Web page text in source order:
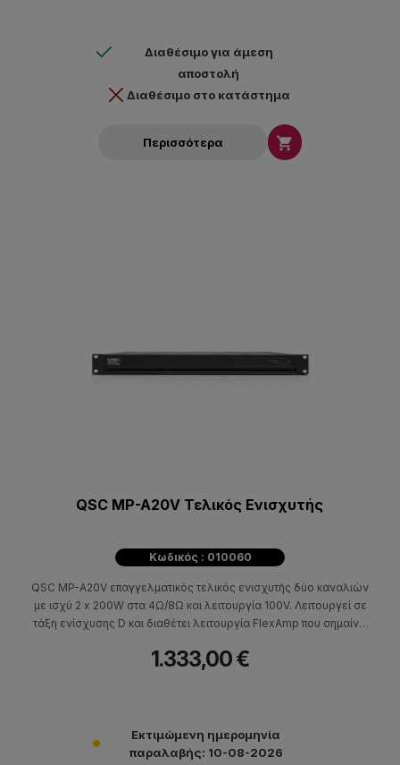
Διαθέσιμο για άμεση
αποστολή
Διαθέσιμο στο κατάστημα
Περισσότερα 
QSC MP-A20V Τελικός Ενισχυτής
Κωδικός : 010060
QSC MP-A20V επαγγελματικός τελικός ενισχυτής δύο καναλιών
με ισχύ 2 x 200W στα 4Ω/8Ω και λειτουργία 100V. Λειτουργεί σε
τάξη ενίσχυσης D και διαθέτει λειτουργία FlexAmp που σημαίνει
ισχύ έως 400W, σε οποιαδήποτε αναλογία.
1.333,00 €
Εκτιμώμενη ημερομηνία
παραλαβής: 10-08-2026